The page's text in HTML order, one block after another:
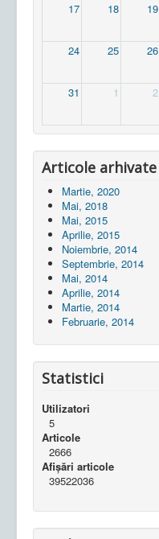
17 18 19
24 25 26
31 1 2
Articole arhivate
Martie, 2020
Mai, 2018
Mai, 2015
Aprilie, 2015
Noiembrie, 2014
Septembrie, 2014
Mai, 2014
Aprilie, 2014
Martie, 2014
Februarie, 2014
Statistici
Utilizatori
5
Articole
2666
Afișări articole
39522036